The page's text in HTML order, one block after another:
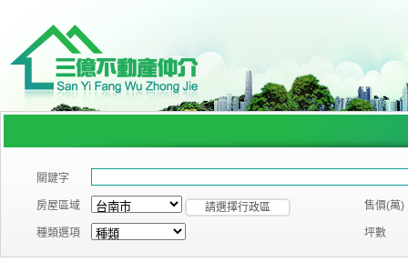
關鍵字
房屋區域 請選擇行政區 售價(萬)
種類選項 坪數